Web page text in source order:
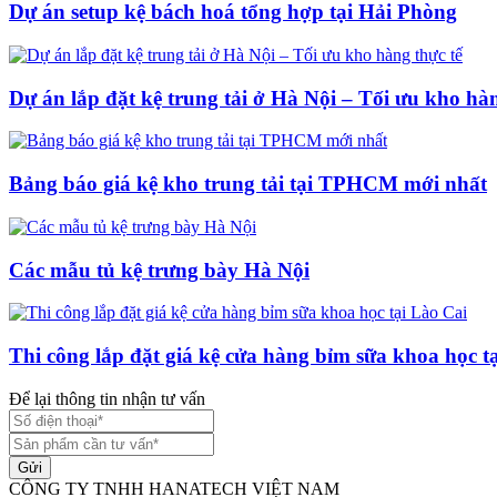
Dự án setup kệ bách hoá tổng hợp tại Hải Phòng
Dự án lắp đặt kệ trung tải ở Hà Nội – Tối ưu kho
Bảng báo giá kệ kho trung tải tại TPHCM mới nhất
Các mẫu tủ kệ trưng bày Hà Nội
Thi công lắp đặt giá kệ cửa hàng bỉm sữa khoa học
Để lại thông tin nhận tư vấn
Gửi
CÔNG TY TNHH HANATECH VIỆT NAM